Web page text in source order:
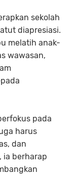
sekolah
diapresiasi.
melatih anak-
wawasan,
pada
harus
dan
ia berharap